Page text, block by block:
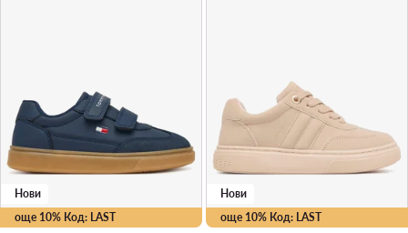
още 10% Код: LAST
Нови
още 10% Код: LAST
Нови